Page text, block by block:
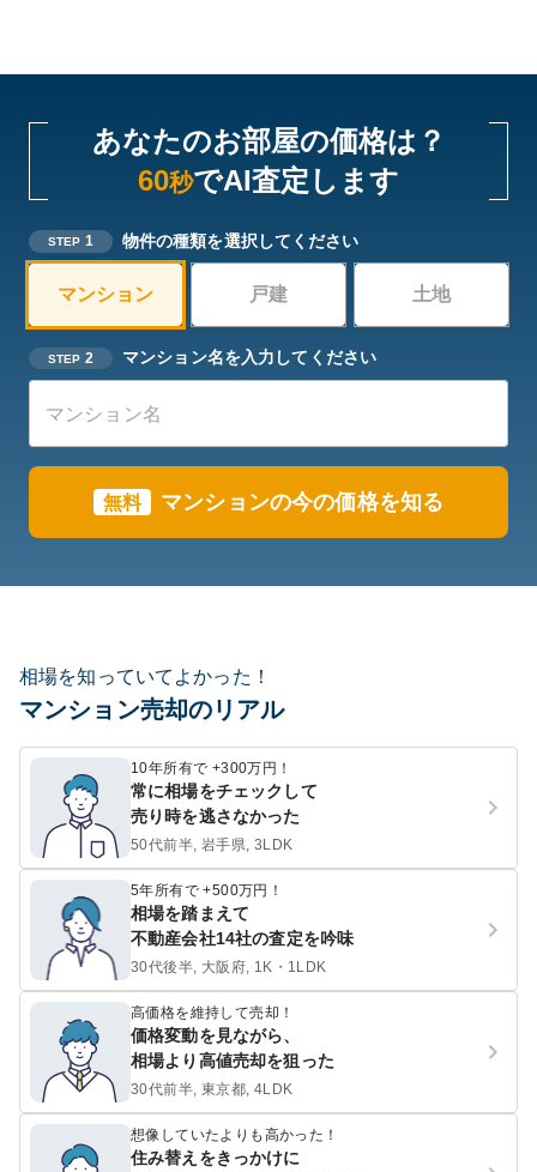
あなたのお部屋の価格は？
60秒でAI査定します
STEP 1 物件の種類を選択してください
マンション 戸建 土地
STEP 2 マンション名を入力してください
無料 マンションの今の価格を知る
相場を知っていてよかった！
マンション売却のリアル
10年所有で +300万円！
常に相場をチェックして
売り時を逃さなかった
50代前半, 岩手県, 3LDK
5年所有で +500万円！
相場を踏まえて
不動産会社14社の査定を吟味
30代後半, 大阪府, 1K・1LDK
高価格を維持して売却！
価格変動を見ながら、
相場より高値売却を狙った
30代前半, 東京都, 4LDK
想像していたよりも高かった！
住み替えをきっかけに